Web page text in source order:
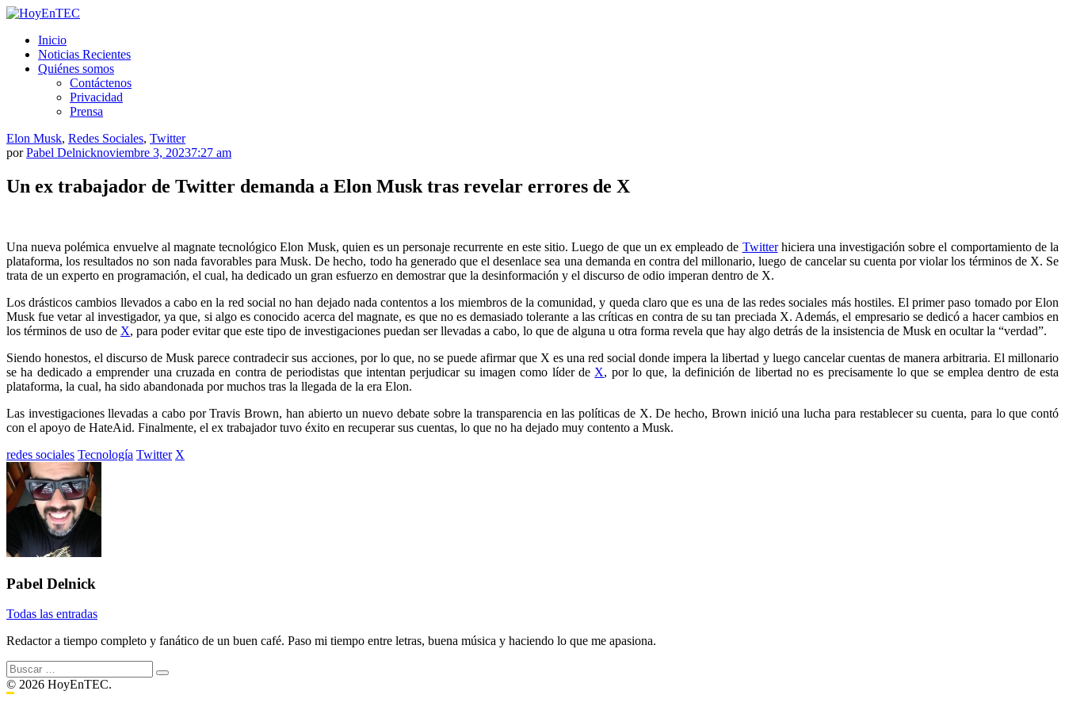
Saltar
contenido.
Inicio
Noticias Recientes
Quiénes somos
Contáctenos
Privacidad
Prensa
Elon Musk, Redes Sociales, Twitter
porPabel Delnicknoviembre 3, 20237:27 am
Un ex trabajador de Twitter demanda a Elon Musk tras revelar errores de X
Una nueva polémica envuelve al magnate tecnológico Elon Musk, quien es un personaje recurrente en este sitio. Luego de que un ex empleado de Twitterhiciera una investigación sobre el comportamiento de la
plataforma, los resultados no son nada favorables para Musk. De hecho, todo ha generado que el desenlace sea una demanda en contra del millonario, luego de cancelar su cuenta por violar los términos de X. Se
trata de un experto en programación, el cual, ha dedicado un gran esfuerzo en demostrar que la desinformación y el discurso de odio imperan dentro de X.
Los drásticos cambios llevados a cabo en la red social no han dejado nada contentos a los miembros de la comunidad, y queda claro que es una de las redes sociales más hostiles. El primer paso tomado por Elon
Musk fue vetar al investigador, ya que, si algo es conocido acerca del magnate, es que no es demasiado tolerante a las críticas en contra de su tan preciada X. Además, el empresario se dedicó a hacer cambios en
los términos de uso de X, para poder evitar que este tipo de investigaciones puedan ser llevadas a cabo, lo que de alguna u otra forma revela que hay algo detrás de la insistencia de Musk en ocultar la “verdad”.
Siendo honestos, el discurso de Musk parece contradecir sus acciones, por lo que, no se puede afirmar que X es una red social donde impera la libertad y luego cancelar cuentas de manera arbitraria. El millonario
se ha dedicado a emprender una cruzada en contra de periodistas que intentan perjudicar su imagen como líder de X, por lo que, la definición de libertad no es precisamente lo que se emplea dentro de esta
plataforma, la cual, ha sido abandonada por muchos tras la llegada de la era Elon.
Las investigaciones llevadas a cabo por Travis Brown, han abierto un nuevo debate sobre la transparencia en las políticas de X. De hecho, Brown inició una lucha para restablecer su cuenta, para lo que contó
con el apoyo de HateAid. Finalmente, el ex trabajador tuvo éxito en recuperar sus cuentas, lo que no ha dejado muy contento a Musk.
Etiquetado
con:
redes sociales Tecnología Twitter X
Pabel Delnick
Todas las entradas
Redactor a tiempo completo y fanático de un buen café. Paso mi tiempo entre letras, buena música y haciendo lo que me apasiona.
Buscar:
© 2026 HoyEnTEC.